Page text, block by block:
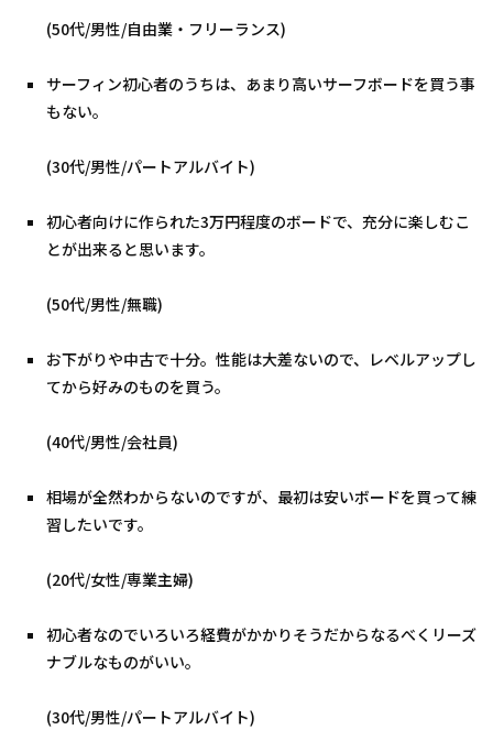
(50代/男性/自由業・フリーランス)
サーフィン初心者のうちは、あまり高いサーフボードを買う事
もない。
(30代/男性/パートアルバイト)
初心者向けに作られた3万円程度のボードで、充分に楽しむこ
とが出来ると思います。
(50代/男性/無職)
お下がりや中古で十分。性能は大差ないので、レベルアップし
てから好みのものを買う。
(40代/男性/会社員)
相場が全然わからないのですが、最初は安いボードを買って練
習したいです。
(20代/女性/専業主婦)
初心者なのでいろいろ経費がかかりそうだからなるべくリーズ
ナブルなものがいい。
(30代/男性/パートアルバイト)